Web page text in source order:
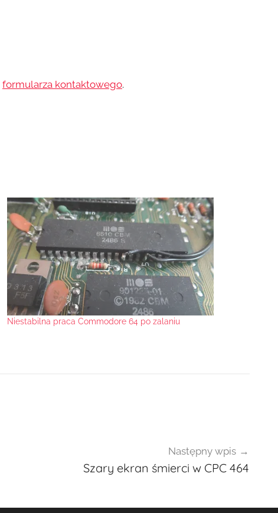
formularza kontaktowego.
Niestabilna praca Commodore 64 po zalaniu
Następny wpis
Szary ekran śmierci w CPC 464